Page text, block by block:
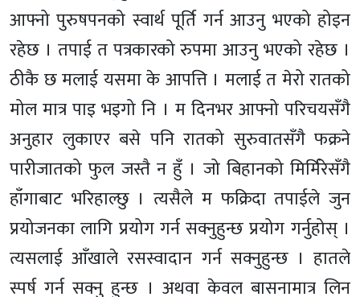
आफ्नो पुरुषपनको स्वार्थ पूर्ति गर्न आउनु भएको होइन
रहेछ । तपाई त पत्रकारको रुपमा आउनु भएको रहेछ ।
ठीकै छ मलाई यसमा के आपत्ति । मलाई त मेरो रातको
मोल मात्र पाइ भइगो नि । म दिनभर आफ्नो परिचयसँगै
अनुहार लुकाएर बसे पनि रातको सुरुवातसँगै फक्रने
पारीजातको फुल जस्तै न हुँ । जो बिहानको मिर्मिरेसँगै
हाँगाबाट भरिहाल्छु । त्यसैले म फक्रिदा तपाईले जुन
प्रयोजनका लागि प्रयोग गर्न सक्नुहुन्छ प्रयोग गर्नुहोस् ।
त्यसलाई आँखाले रसस्वादान गर्न सक्नुहुन्छ । हातले
स्पर्ष गर्न सक्नु हुन्छ । अथवा केवल बासनामात्र लिन